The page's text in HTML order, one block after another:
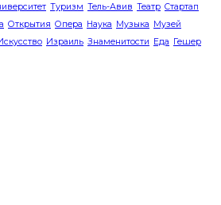
Туризм Тель-Авив Театр Стартап
Открытия Опера Наука Музыка Музей
Израиль Знаменитости Еда Гешер